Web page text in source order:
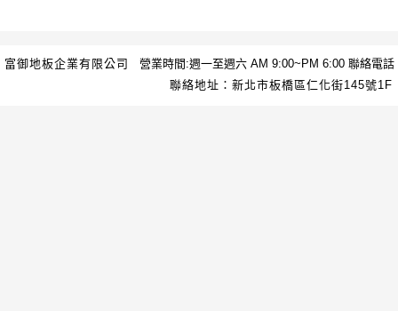
富御地板企業有限公司
營業時間:週一至週六 AM 9:00~PM 6:00 聯絡電話
聯絡地址：新北市板橋區仁化街145號